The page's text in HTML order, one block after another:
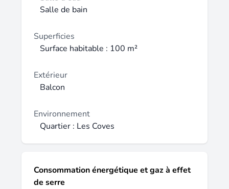
découvrir ce coup de cœur ! 'Une maison où
il fait bon vivre, entre modernité et charme
maison ? Emplacement ultra-pratique :
proche écoles & centre, mais dans un
de gamme : rénovation récente, jacuzzi,
jardin. Flexibilité d'usage : famille,
premium Taxe foncière : 1880 euros / an
Informations et visites avec Pierre.
Salle de bain
Superficies
Surface habitable : 100 m²
Extérieur
Balcon
Environnement
Quartier : Les Coves
Consommation énergétique et gaz à effet
de serre